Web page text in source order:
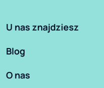
U nas znajdziesz
Blog
O nas